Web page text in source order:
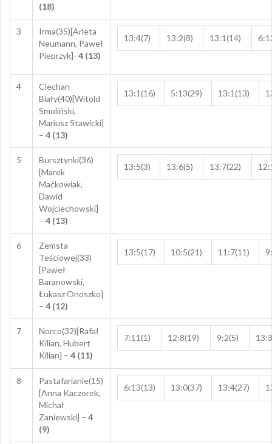
(18)
3
Irma(35)[Arleta
Neumann, Paweł
Pieprzyk]- 4 (13)
13:4(7) 13:2(8) 13:1(14)
4
Ciechan
Biały(40)[Witold
Smoliński,
Mariusz Stawicki]
– 4 (13)
13:1(16) 5:13(29) 13:1(13)
5
Bursztynki(36)
[Marek
Maćkowiak,
Dawid
Wojciechowski]
– 4 (13)
13:5(3) 13:6(5) 13:7(22)
6
Zemsta
Teściowej(33)
[Paweł
Baranowski,
Łukasz Onoszko]
– 4 (12)
13:5(17) 10:5(21) 11:7(11)
7
Norco(32)[Rafał
Kilian, Hubert
Kilian] – 4 (11)
7:11(1) 12:8(19) 9:2(5)
8
Pastafarianie(15)
[Anna Kaczorek,
Michał
Zaniewski] – 4
(9)
6:13(13) 13:0(37) 13:4(27)